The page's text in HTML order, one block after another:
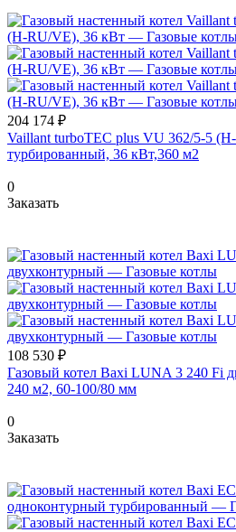
204 174 ₽
Vaillant turboTEC plus VU 362/5-5
турбированный, 36 кВт,360 м2
0
Заказать
108 530 ₽
Газовый котел Baxi LUNA 3 240 Fi
240 м2, 60-100/80 мм
0
Заказать